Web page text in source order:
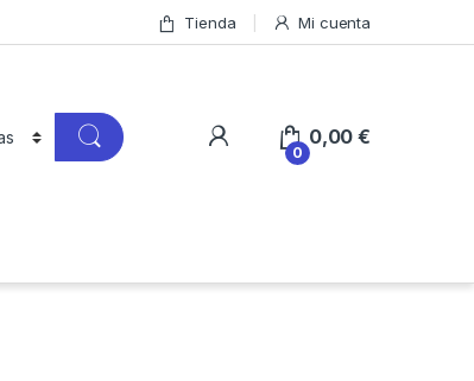
Tienda Mi cuenta
0
0,00€